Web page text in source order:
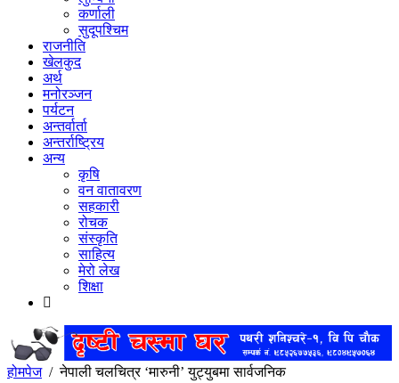
कर्णाली
सुदूपश्‍चिम
राजनीति
खेलकुद
अर्थ
मनोरञ्‍जन
पर्यटन
अन्तर्वार्ता
अन्तर्राष्‍ट्रिय
अन्य
कृषि
वन वातावरण
सहकारी
रोचक
संस्कृति
साहित्य
मेरो लेख
शिक्षा
होमपेज/नेपाली चलचित्र ‘मारुनी’ युट्युबमा सार्वजनिक